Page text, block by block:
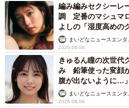
まるので閉まらない仕組み。幼児
は器用になって来たので2本。普
ゃないよ。
ネットの叡智の安全情報は何度も再
https://t.co/Khkd2eENq4
— 肉球せんせい🐾皮膚科専門医/イ
(@29Qsensei) July 4, 2023
編み編みセクシーレ
調 定番のマシュマ
よしの「湿度高めの
まいどなニュースエンタ
2026.08.06
きゅるん瞳の次世代
み 鉛筆使った変顔
腹が出ないように…
まいどなニュースエンタ
2026.08.06